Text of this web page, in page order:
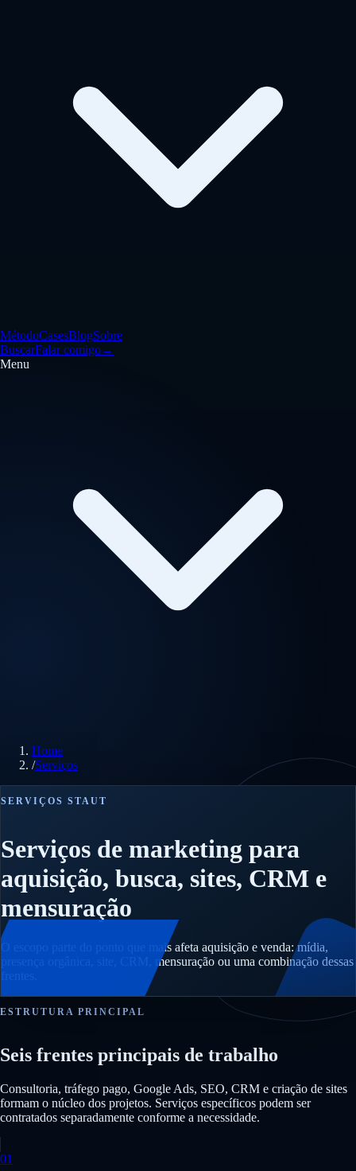
MétodoCasesBlogSobre
BuscarFalar comigo→
Menu
Home
/Serviços
SERVIÇOS STAUT
Serviços de marketing para
aquisição, busca, sites, CRM e
mensuração
O escopo parte do ponto que mais afeta aquisição e venda: mídia,
presença orgânica, site, CRM, mensuração ou uma combinação dessas
ESTRUTURA PRINCIPAL
Seis frentes principais de trabalho
Consultoria, tráfego pago, Google Ads, SEO, CRM e criação de sites
formam o núcleo dos projetos. Serviços específicos podem ser
contratados separadamente conforme a necessidade.
01